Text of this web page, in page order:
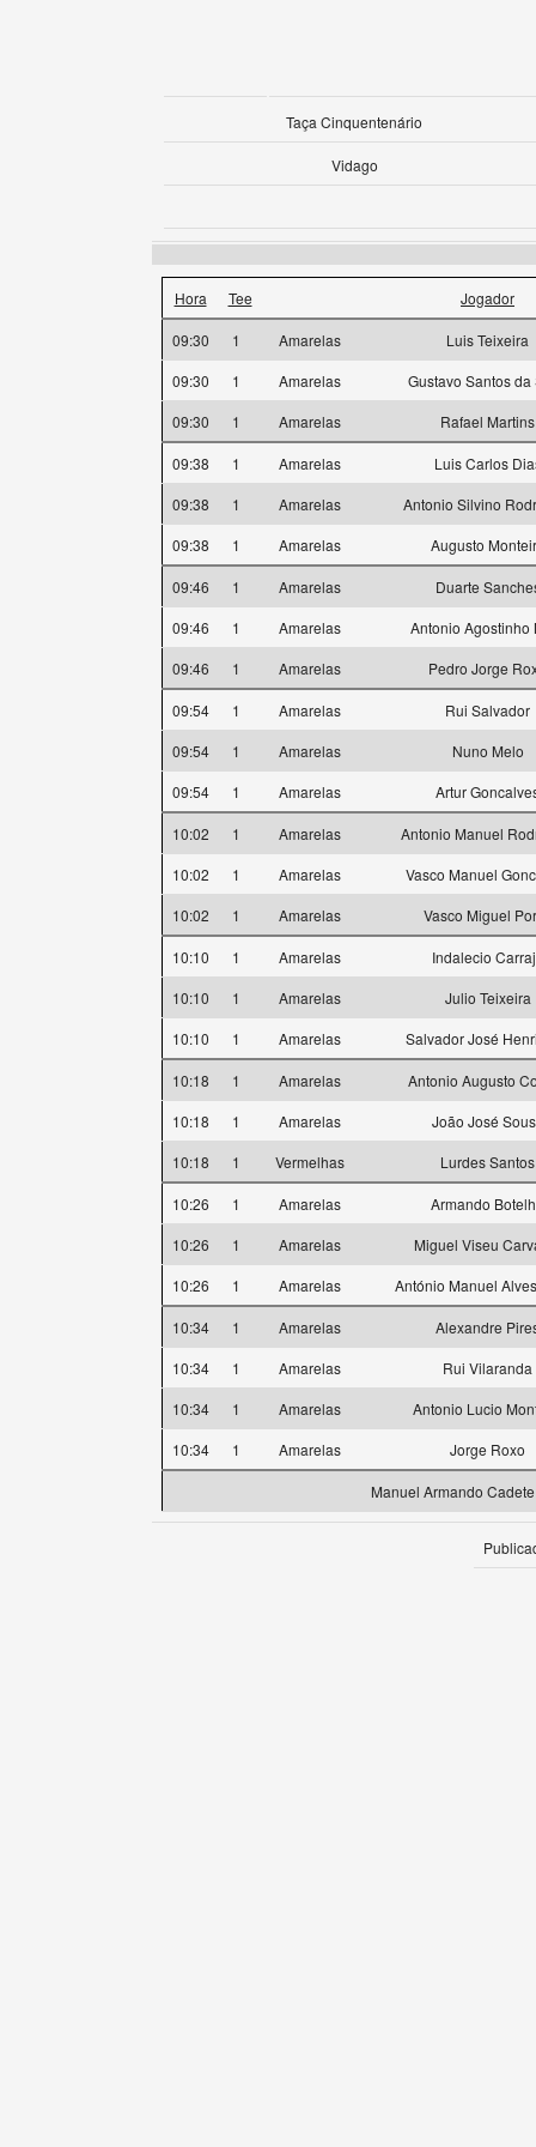
Taça Cinquentenário
Vidago
Hora Tee Jogador
09:30 1 Amarelas
Luis Teixeira
09:30
1 Amarelas
Gustavo Santos da
09:30
1 Amarelas Rafael Martins
09:38 1 Amarelas
Luis Carlos
09:38
1 Amarelas
Antonio Silvino
09:38
1 Amarelas Augusto
09:46 1 Amarelas
Duarte
09:46
1 Amarelas
Antonio Agostinho
09:46
1 Amarelas Pedro Jorge
09:54 1 Amarelas
Rui Salvador
09:54
1 Amarelas
Nuno Melo
09:54
1 Amarelas Artur
10:02 1 Amarelas
Antonio Manuel
10:02
1 Amarelas
Vasco Manuel
10:02
1 Amarelas Vasco Miguel
10:10 1 Amarelas
Indalecio
10:10
1 Amarelas
Julio Teixeira
10:10
1 Amarelas Salvador José
10:18 1 Amarelas
Antonio Augusto
10:18
1 Amarelas
João José
10:18
1 Vermelhas Lurdes Santos
10:26 1 Amarelas
Armando
10:26
1 Amarelas
Miguel Viseu
10:26
1 Amarelas António Manuel
10:34 1 Amarelas
Alexandre
10:34
1 Amarelas
Rui Vilaranda
10:34
1 Amarelas
Antonio Lucio
10:34
1 Amarelas Jorge Roxo
Manuel Armando